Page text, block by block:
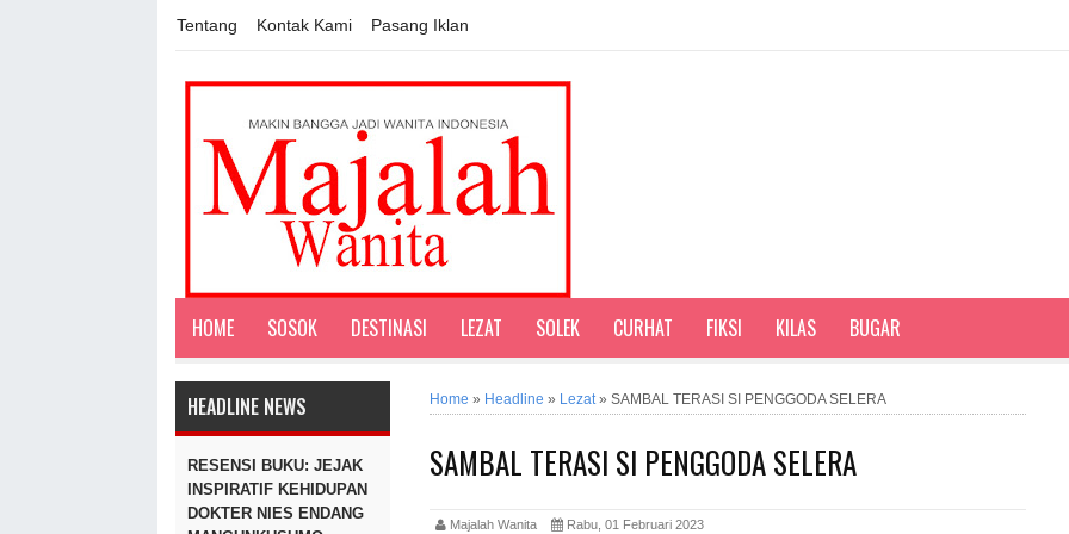
Tentang Kontak Kami Pasang Iklan
HOME SOSOK DESTINASI LEZAT SOLEK CURHAT FIKSI KILAS BUGAR
HEADLINE NEWS
RESENSI BUKU: JEJAK
INSPIRATIF KEHIDUPAN
DOKTER NIES ENDANG
Home » Headline » Lezat» SAMBAL TERASI SI PENGGODA SELERA
SAMBAL TERASI SI PENGGODA SELERA
Majalah Wanita Rabu, 01 Februari 2023